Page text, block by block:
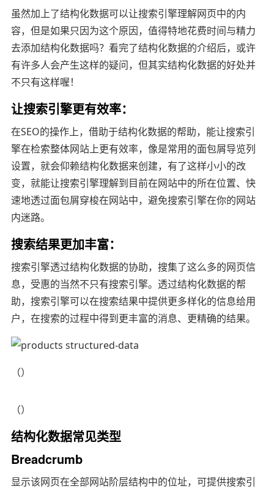
虽然加上了结构化数据可以让搜索引擎理解网页中的内
容，但是如果只因为这个原因，值得特地花费时间与精力
去添加结构化数据吗？看完了结构化数据的介绍后，或许
有许多人会产生这样的疑问，但其实结构化数据的好处并
不只有这样喔！
让搜索引擎更有效率：
在SEO的操作上，借助于结构化数据的帮助，能让搜索引
擎在检索整体网站上更有效率，像是常用的面包屑导览列
设置，就会仰赖结构化数据来创建，有了这样小小的改
变，就能让搜索引擎理解到目前在网站中的所在位置、快
速地透过面包屑穿梭在网站中，避免搜索引擎在你的网站
内迷路。
搜索结果更加丰富：
搜索引擎透过结构化数据的协助，搜集了这么多的网页信
息，受惠的当然不只有搜索引擎。透过结构化数据的帮
助，搜索引擎可以在搜索结果中提供更多样化的信息给用
户，在搜索的过程中得到更丰富的消息、更精确的结果。
（）
（）
结构化数据常见类型
Breadcrumb
显示该网页在全部网站阶层结构中的位址，可提供搜索引